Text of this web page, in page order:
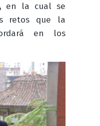
en la cual se
retos que la
en los